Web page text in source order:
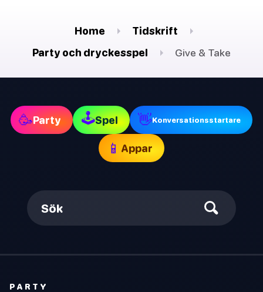
Home
Tidskrift
Party och dryckesspel
Give & Take
🥳Party 🕹Spel 👋Konversationsstartare
📱 Appar
Sök
PARTY